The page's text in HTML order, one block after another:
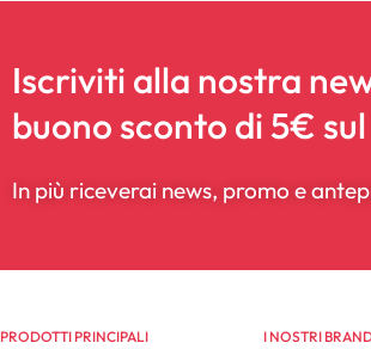
Iscriviti alla nostra
buono sconto di 5€
In più riceverai news, promo e
PRODOTTI PRINCIPALI I NOSTRI